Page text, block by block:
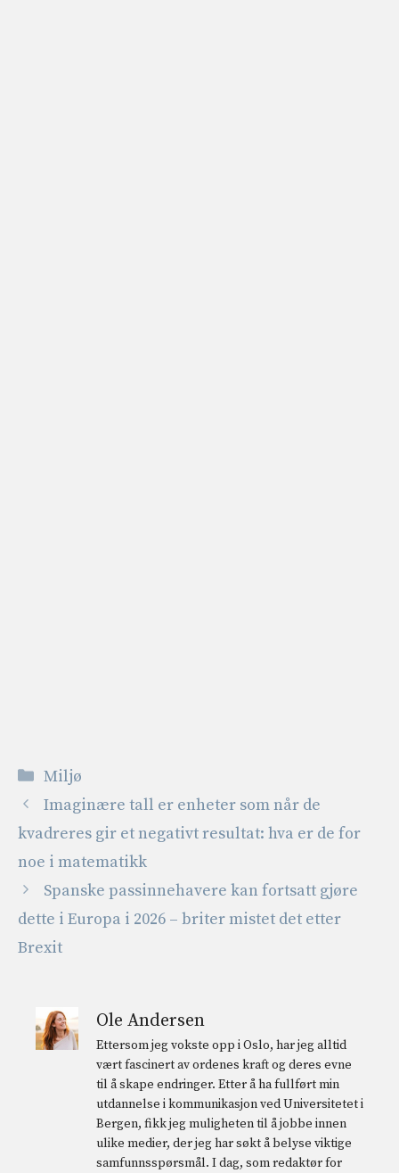
Kategorier
Miljø
Imaginære tall er enheter som når de
kvadreres gir et negativt resultat: hva er de for
noe i matematikk
Spanske passinnehavere kan fortsatt gjøre
dette i Europa i 2026 – briter mistet det etter
Brexit
Ole Andersen
Ettersom jeg vokste opp i Oslo, har jeg alltid
vært fascinert av ordenes kraft og deres evne
til å skape endringer. Etter å ha fullført min
utdannelse i kommunikasjon ved Universitetet i
Bergen, fikk jeg muligheten til å jobbe innen
ulike medier, der jeg har søkt å belyse viktige
samfunnsspørsmål. I dag, som redaktør for